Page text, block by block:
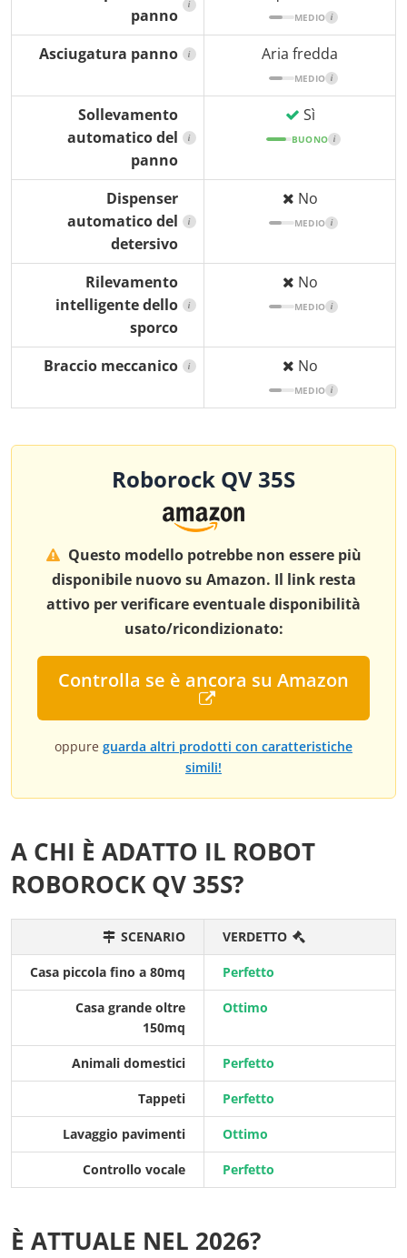
panno
i
MEDIO i
Asciugatura panno i Aria fredda
MEDIO i
Sollevamento
automatico del
panno
i
Sì
BUONO i
Dispenser
automatico del
detersivo
i
No
MEDIO i
Rilevamento
intelligente dello
sporco
i
No
MEDIO i
Braccio meccanico i No
MEDIO i
Roborock QV 35S
Questo modello potrebbe non essere più
disponibile nuovo su Amazon. Il link resta
attivo per verificare eventuale disponibilità
usato/ricondizionato:
Controlla se è ancora su Amazon
oppure guarda altri prodotti con caratteristiche
simili!
A CHI È ADATTO IL ROBOT
ROBOROCK QV 35S?
SCENARIO VERDETTO
Casa piccola fino a 80mq Perfetto
Casa grande oltre
150mq
Ottimo
Animali domestici Perfetto
Tappeti Perfetto
Lavaggio pavimenti Ottimo
Controllo vocale Perfetto
È ATTUALE NEL 2026?